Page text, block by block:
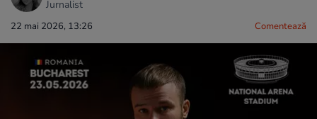
Jurnalist
22 mai 2026, 13:26 Comentează